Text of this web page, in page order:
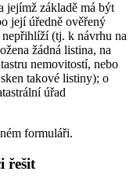
jejímž základě má být
její úředně ověřený
(tj. k návrhu na
žádná listina, na
nemovitostí, nebo
takové listiny); o
úřad
formuláři.
řešit